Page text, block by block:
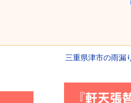
三重県津市の雨漏
『軒天